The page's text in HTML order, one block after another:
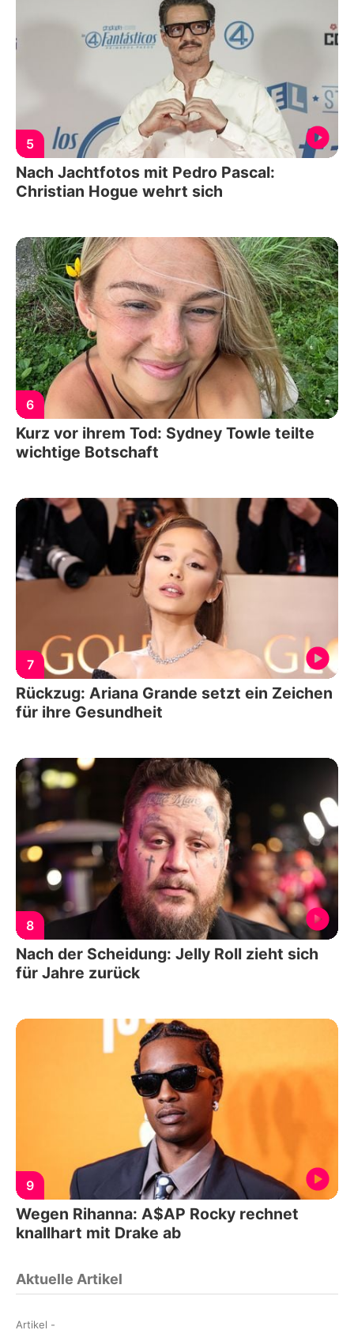
5
Nach Jachtfotos mit Pedro Pascal:
Christian Hogue wehrt sich
6
Kurz vor ihrem Tod: Sydney Towle teilte
wichtige Botschaft
7
Rückzug: Ariana Grande setzt ein Zeichen
für ihre Gesundheit
8
Nach der Scheidung: Jelly Roll zieht sich
für Jahre zurück
9
Wegen Rihanna: A$AP Rocky rechnet
knallhart mit Drake ab
Aktuelle Artikel
Artikel -